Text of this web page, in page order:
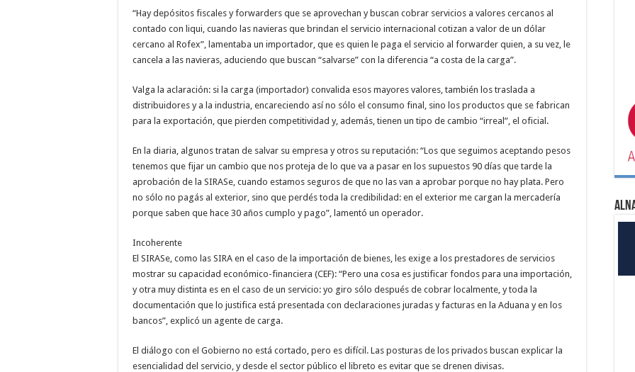
“Hay depósitos fiscales y forwarders que se aprovechan y buscan cobrar servicios a valores cercanos al
contado con liqui, cuando las navieras que brindan el servicio internacional cotizan a valor de un dólar
cercano al Rofex”, lamentaba un importador, que es quien le paga el servicio al forwarder quien, a su vez, le
cancela a las navieras, aduciendo que buscan “salvarse” con la diferencia “a costa de la carga”.
Valga la aclaración: si la carga (importador) convalida esos mayores valores, también los traslada a
distribuidores y a la industria, encareciendo así no sólo el consumo final, sino los productos que se fabrican
para la exportación, que pierden competitividad y, además, tienen un tipo de cambio “irreal”, el oficial.
En la diaria, algunos tratan de salvar su empresa y otros su reputación: “Los que seguimos aceptando pesos
tenemos que fijar un cambio que nos proteja de lo que va a pasar en los supuestos 90 días que tarde la
aprobación de la SIRASe, cuando estamos seguros de que no las van a aprobar porque no hay plata. Pero
no sólo no pagás al exterior, sino que perdés toda la credibilidad: en el exterior me cargan la mercadería
porque saben que hace 30 años cumplo y pago”, lamentó un operador.
Incoherente
El SIRASe, como las SIRA en el caso de la importación de bienes, les exige a los prestadores de servicios
mostrar su capacidad económico-financiera (CEF): “Pero una cosa es justificar fondos para una importación,
y otra muy distinta es en el caso de un servicio: yo giro sólo después de cobrar localmente, y toda la
documentación que lo justifica está presentada con declaraciones juradas y facturas en la Aduana y en los
bancos”, explicó un agente de carga.
El diálogo con el Gobierno no está cortado, pero es difícil. Las posturas de los privados buscan explicar la
esencialidad del servicio, y desde el sector público el libreto es evitar que se drenen divisas.